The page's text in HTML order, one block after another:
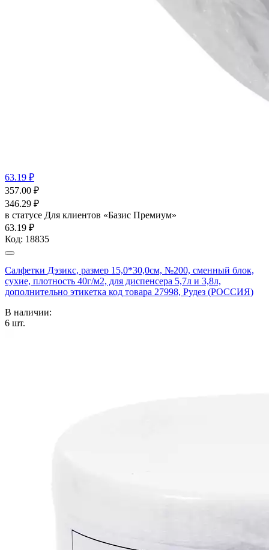
63.19 ₽
357.00 ₽
346.29 ₽
в статусе Для клиентов «Базис Премиум»
63.19 ₽
Код: 18835
Салфетки Дэзикс, размер 15,0*30,0см, №200, сменный блок,
сухие, плотность 40г/м2, для диспенсера 5,7л и 3,8л,
дополнительно этикетка код товара 27998, Рудез (РОССИЯ)
В наличии:
6 шт.